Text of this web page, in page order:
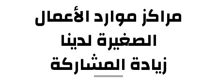
مراكز موارد الأعمال
الصغيرة لدينا
زيادة المشاركة